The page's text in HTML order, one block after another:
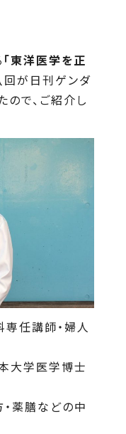
「東洋医学を正
回が日刊ゲンダ
で、ご紹介し
任講師・婦人
大学医学博士
薬膳などの中